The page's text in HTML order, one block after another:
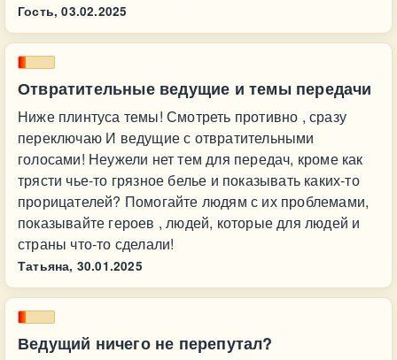
Гость, 03.02.2025
Отвратительные ведущие и темы передачи
Ниже плинтуса темы! Смотреть противно , сразу
переключаю И ведущие с отвратительными
голосами! Неужели нет тем для передач, кроме как
трясти чье-то грязное белье и показывать каких-то
прорицателей? Помогайте людям с их проблемами,
показывайте героев , людей, которые для людей и
страны что-то сделали!
Татьяна, 30.01.2025
Ведущий ничего не перепутал?